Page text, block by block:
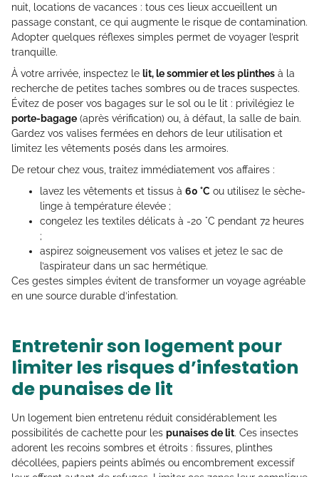
nuit, locations de vacances : tous ces lieux accueillent un
passage constant, ce qui augmente le risque de contamination.
Adopter quelques réflexes simples permet de voyager l’esprit
tranquille.
À votre arrivée, inspectez le lit, le sommier et les plinthes à la
recherche de petites taches sombres ou de traces suspectes.
Évitez de poser vos bagages sur le sol ou le lit : privilégiez le
porte-bagage (après vérification) ou, à défaut, la salle de bain.
Gardez vos valises fermées en dehors de leur utilisation et
limitez les vêtements posés dans les armoires.
De retour chez vous, traitez immédiatement vos affaires :
lavez les vêtements et tissus à 60 °C ou utilisez le sèche-
linge à température élevée ;
congelez les textiles délicats à -20 °C pendant 72 heures
;
aspirez soigneusement vos valises et jetez le sac de
l’aspirateur dans un sac hermétique.
Ces gestes simples évitent de transformer un voyage agréable
en une source durable d’infestation.
Entretenir son logement pour
limiter les risques d’infestation
de punaises de lit
Un logement bien entretenu réduit considérablement les
possibilités de cachette pour les punaises de lit. Ces insectes
adorent les recoins sombres et étroits : fissures, plinthes
décollées, papiers peints abîmés ou encombrement excessif